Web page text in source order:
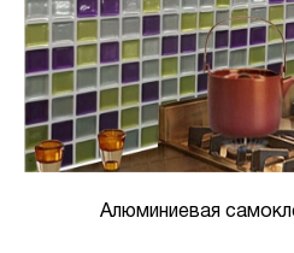
Алюминиевая